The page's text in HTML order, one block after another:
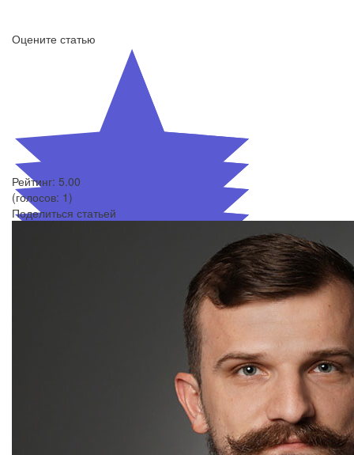
Оцените статью
Рейтинг: 5.00
(голосов: 1)
Поделиться статьей